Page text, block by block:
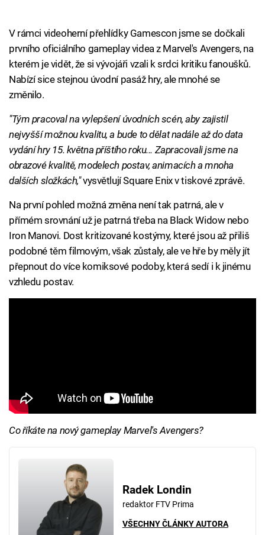
V rámci videoherní přehlídky Gamescon jsme se dočkali
prvního oficiálního gameplay videa z Marvel's Avengers, na
kterém je vidět, že si vývojáři vzali k srdci kritiku fanoušků.
Nabízí sice stejnou úvodní pasáž hry, ale mnohé se
změnilo.
"Tým pracoval na vylepšení úvodních scén, aby zajistil
nejvyšší možnou kvalitu, a bude to dělat nadále až do data
vydání hry 15. května příštího roku... Zapracovali jsme na
obrazové kvalitě, modelech postav, animacích a mnoha
dalších složkách,"vysvětlují Square Enix v tiskové zprávě.
Na první pohled možná změna není tak patrná, ale v
přímém srovnání už je patrná třeba na Black Widow nebo
Iron Manovi. Dost kritizované kostýmy, které jsou až přiliš
podobné těm filmovým, však zůstaly, ale ve hře by měly jít
přepnout do více komiksové podoby, která sedí i k jinému
vzhledu postav.
Co říkáte na nový gameplay Marvel's Avengers?
Radek Londin
redaktor FTV Prima
VŠECHNY ČLÁNKY AUTORA